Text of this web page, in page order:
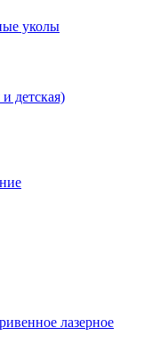
уколы
детская)
лазерное